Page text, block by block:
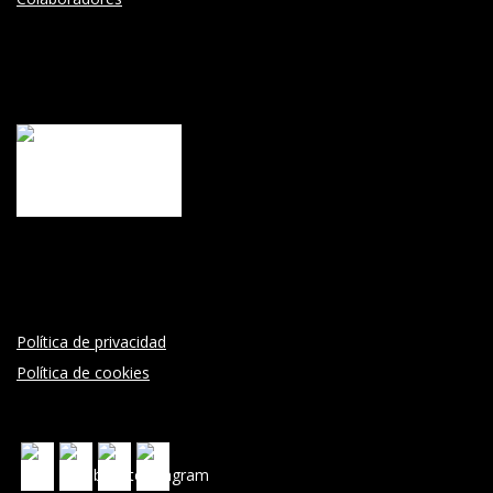
Política de privacidad
Política de cookies